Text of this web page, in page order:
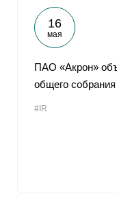
16
мая
ПАО «Акрон»
общего
#IR